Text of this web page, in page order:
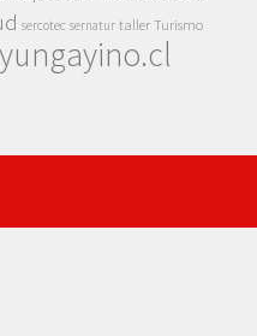
sercotec sernatur taller Turismo
yungayino.cl